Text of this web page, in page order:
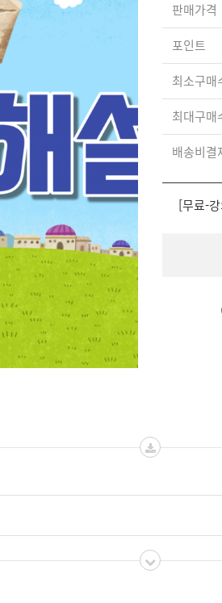
판매가격
포인트
최소구매
최대구매
배송비결
[무료-